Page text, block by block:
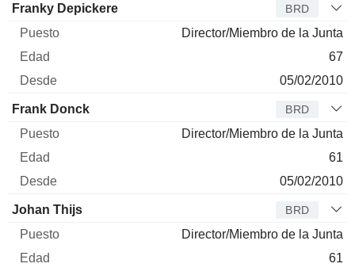
Administrador Puesto
Franky Depickere BRD
Director/Miembro de la Junta
67
05/02/2010
Frank Donck BRD
Director/Miembro de la Junta
61
05/02/2010
Johan Thijs BRD
Director/Miembro de la Junta
61